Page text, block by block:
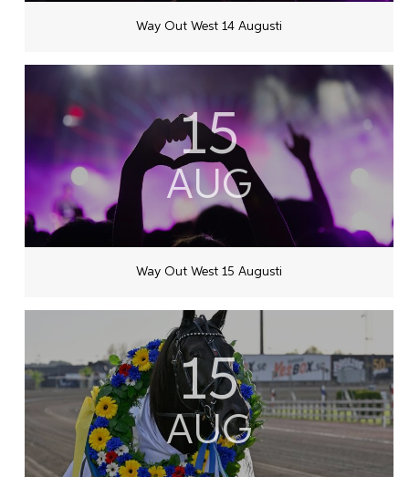
Way Out West 14 Augusti
15
AUG
Way Out West 15 Augusti
15
AUG